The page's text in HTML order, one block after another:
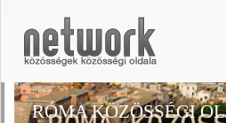
RÓMA KÖZÖSSÉGI